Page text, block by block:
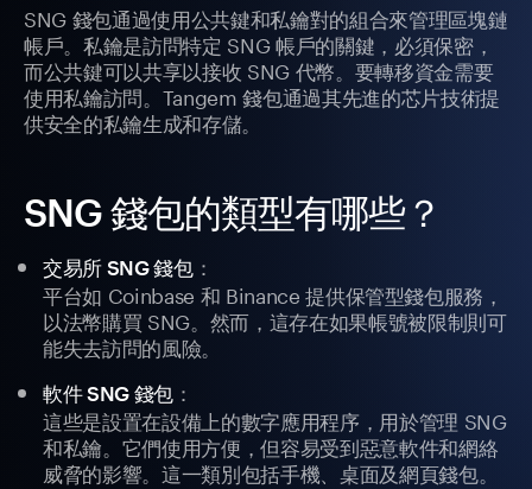
SNG 錢包通過使用公共鍵和私鑰對的組合來管理區塊鏈
帳戶。私鑰是訪問特定 SNG 帳戶的關鍵，必須保密，
而公共鍵可以共享以接收 SNG 代幣。要轉移資金需要
使用私鑰訪問。Tangem 錢包通過其先進的芯片技術提
供安全的私鑰生成和存儲。
SNG 錢包的類型有哪些？
交易所 SNG 錢包：
平台如 Coinbase 和 Binance 提供保管型錢包服務，
以法幣購買 SNG。然而，這存在如果帳號被限制則可
能失去訪問的風險。
軟件 SNG 錢包：
這些是設置在設備上的數字應用程序，用於管理 SNG
和私鑰。它們使用方便，但容易受到惡意軟件和網絡
威脅的影響。這一類別包括手機、桌面及網頁錢包。